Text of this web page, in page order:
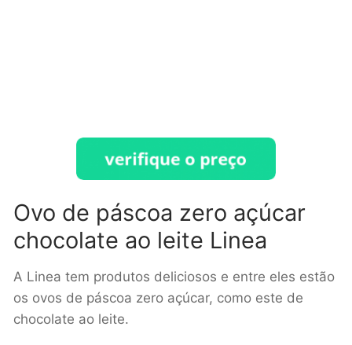
Ovo de páscoa zero açúcar
chocolate ao leite Linea
A Linea tem produtos deliciosos e entre eles estão
os ovos de páscoa zero açúcar, como este de
chocolate ao leite.